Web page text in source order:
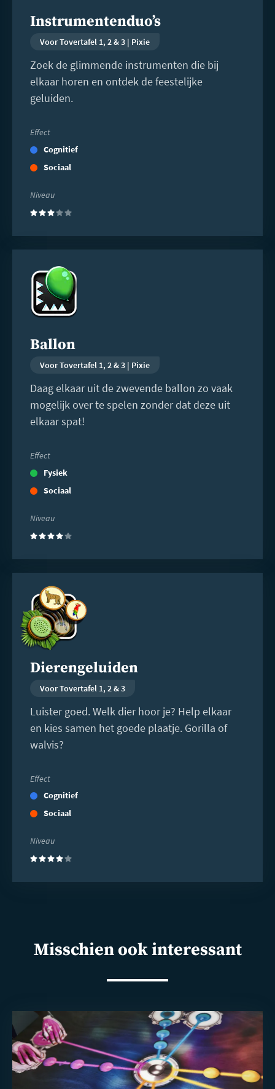
Instrumentenduo’s
Voor Tovertafel 1, 2 & 3 | Pixie
Zoek de glimmende instrumenten die bij
elkaar horen en ontdek de feestelijke
geluiden.
Effect
Cognitief
Sociaal
Niveau
(3)
Ballon
Voor Tovertafel 1, 2 & 3 | Pixie
Daag elkaar uit de zwevende ballon zo vaak
mogelijk over te spelen zonder dat deze uit
elkaar spat!
Effect
Fysiek
Sociaal
Niveau
(4)
meer
Dierengeluiden
Voor Tovertafel 1, 2 & 3
Luister goed. Welk dier hoor je? Help elkaar
en kies samen het goede plaatje. Gorilla of
walvis?
Effect
Cognitief
Sociaal
Niveau
(4)
meer
Misschien ook interessant
Lees
meer